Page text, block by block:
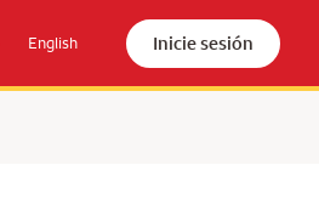
English Inicie sesión